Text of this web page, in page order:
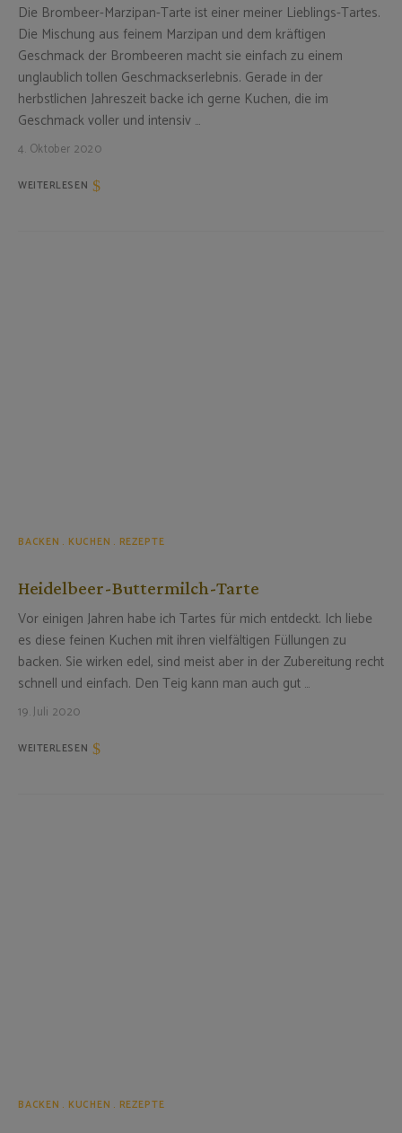
Die Brombeer-Marzipan-Tarte ist einer meiner Lieblings-Tartes.
Die Mischung aus feinem Marzipan und dem kräftigen
Geschmack der Brombeeren macht sie einfach zu einem
unglaublich tollen Geschmackserlebnis. Gerade in der
herbstlichen Jahreszeit backe ich gerne Kuchen, die im
Geschmack voller und intensiv …
4. Oktober 2020
WEITERLESEN
BACKEN KUCHEN REZEPTE
Heidelbeer-Buttermilch-Tarte
Vor einigen Jahren habe ich Tartes für mich entdeckt. Ich liebe
es diese feinen Kuchen mit ihren vielfältigen Füllungen zu
backen. Sie wirken edel, sind meist aber in der Zubereitung recht
schnell und einfach. Den Teig kann man auch gut …
19. Juli 2020
WEITERLESEN
BACKEN KUCHEN REZEPTE